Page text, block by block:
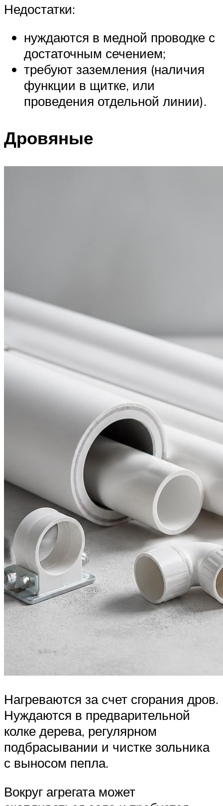
Недостатки:
нуждаются в медной проводке с
достаточным сечением;
требуют заземления (наличия
функции в щитке, или
проведения отдельной линии).
Дровяные
Нагреваются за счет сгорания дров.
Нуждаются в предварительной
колке дерева, регулярном
подбрасывании и чистке зольника
с выносом пепла.
Вокруг агрегата может